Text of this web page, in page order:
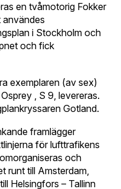
en tvåmotorig Fokker
användes
i Stockholm och
och fick
exemplaren (av sex)
, S 9, levereras.
Gotland.
framlägger
för lufttrafikens
och
runt till Amsterdam,
Helsingfors – Tallinn